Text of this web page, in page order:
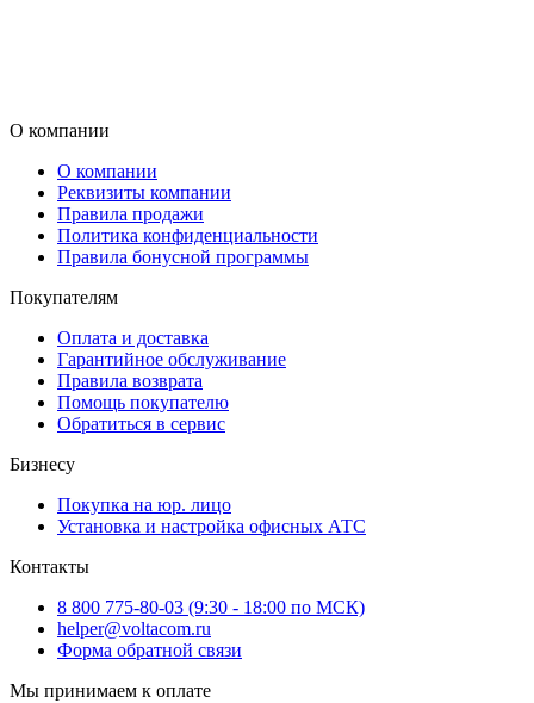
О компании
О компании
Реквизиты компании
Правила продажи
Политика конфиденциальности
Правила бонусной программы
Покупателям
Оплата и доставка
Гарантийное обслуживание
Правила возврата
Помощь покупателю
Обратиться в сервис
Бизнесу
Покупка на юр. лицо
Установка и настройка офисных АТС
Контакты
8 800 775-80-03 (9:30 - 18:00 по МСК)
helper@voltacom.ru
Форма обратной связи
Мы принимаем к оплате